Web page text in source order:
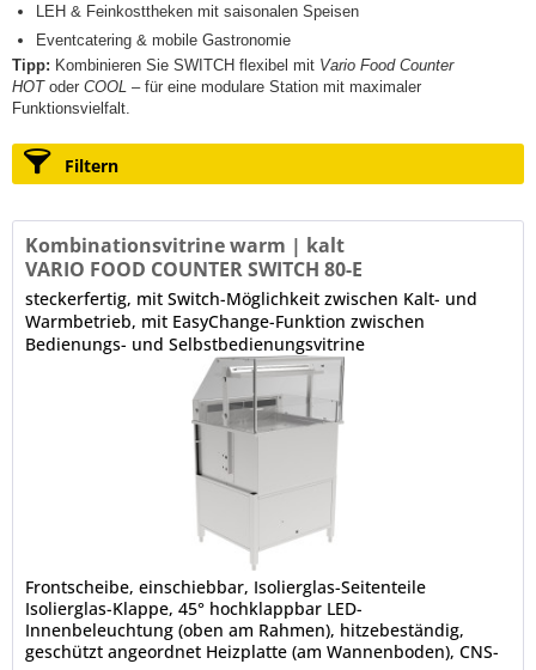
LEH & Feinkosttheken mit saisonalen Speisen
Eventcatering & mobile Gastronomie
Tipp: Kombinieren Sie SWITCH flexibel mit Vario Food Counter
HOToder COOL – für eine modulare Station mit maximaler
Funktionsvielfalt.
Filtern
Kombinationsvitrine warm | kalt
VARIO FOOD COUNTER SWITCH 80-E
steckerfertig, mit Switch-Möglichkeit zwischen Kalt- und
Warmbetrieb, mit EasyChange-Funktion zwischen
Bedienungs- und Selbstbedienungsvitrine
Frontscheibe, einschiebbar, Isolierglas-Seitenteile
Isolierglas-Klappe, 45° hochklappbar LED-
Innenbeleuchtung (oben am Rahmen), hitzebeständig,
geschützt angeordnet Heizplatte (am Wannenboden), CNS-